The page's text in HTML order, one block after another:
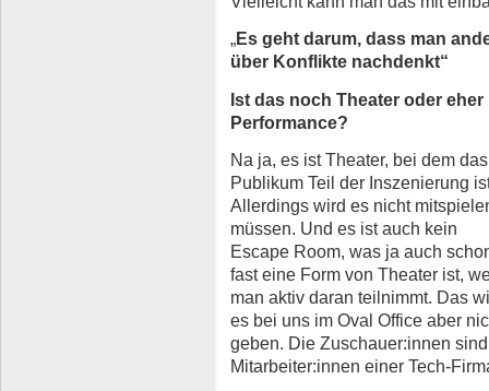
„Es geht darum, dass man
über Konflikte nachdenkt“
Ist das noch Theater oder eher
Performance?
Na ja, es ist Theater, bei dem das
Publikum Teil der Inszenierung
Allerdings wird es nicht
müssen. Und es ist auch kein
Escape Room, was ja auch
fast eine Form von Theater ist,
man aktiv daran teilnimmt. Das
es bei uns im Oval Office aber
geben. Die Zuschauer:innen
Mitarbeiter:innen einer Tech-